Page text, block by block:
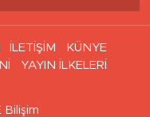
İLETİŞİM
KÜNYE
YAYIN İLKELERİ
Bilişim